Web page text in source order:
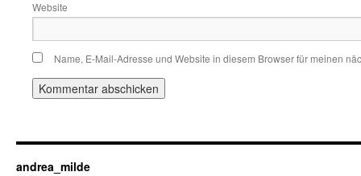
Website
Name, E-Mail-Adresse und Website in diesem Browser für meinen
andrea_milde